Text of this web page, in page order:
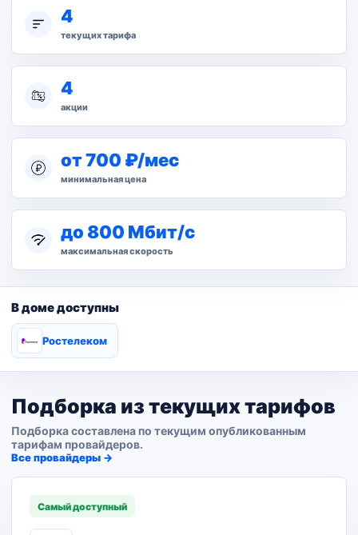
4
текущих тарифа
4
акции
от 700 ₽/мес
минимальная цена
до 800 Мбит/с
максимальная скорость
В доме доступны
Ростелеком
Подборка из текущих тарифов
Подборка составлена по текущим опубликованным
тарифам провайдеров.
Все провайдеры →
Самый доступный